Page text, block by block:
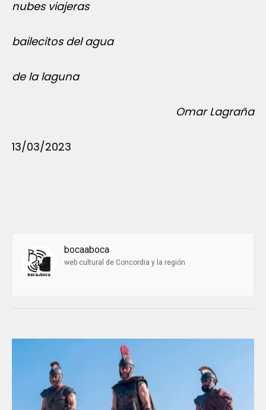
nubes viajeras
bailecitos del agua
de la laguna
Omar Lagraña
13/03/2023
bocaaboca
web cultural de Concordia y la región